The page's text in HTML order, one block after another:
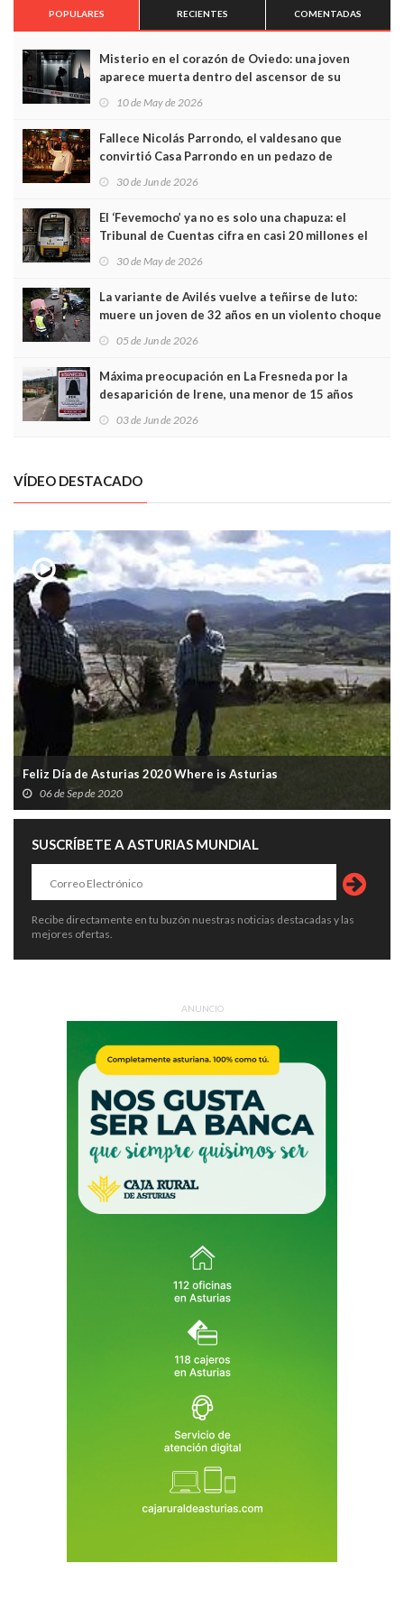
POPULARES RECIENTES COMENTADAS
Misterio en el corazón de Oviedo: una joven
aparece muerta dentro del ascensor de su
edificio y las cámaras captan sus últimos minutos
10 de May de 2026
Fallece Nicolás Parrondo, el valdesano que
convirtió Casa Parrondo en un pedazo de
Asturias en Madrid
30 de Jun de 2026
El ‘Fevemocho’ ya no es solo una chapuza: el
Tribunal de Cuentas cifra en casi 20 millones el
sobrecoste de los trenes que no cabían por los
30 de May de 2026
La variante de Avilés vuelve a teñirse de luto:
muere un joven de 32 años en un violento choque
frontal
05 de Jun de 2026
Máxima preocupación en La Fresneda por la
desaparición de Irene, una menor de 15 años
03 de Jun de 2026
VÍDEO DESTACADO
Feliz Día de Asturias 2020 Where is Asturias
06 de Sep de 2020
SUSCRÍBETE A ASTURIAS MUNDIAL
Recibe directamente en tu buzón nuestras noticias destacadas y las
mejores ofertas.
ANUNCIO